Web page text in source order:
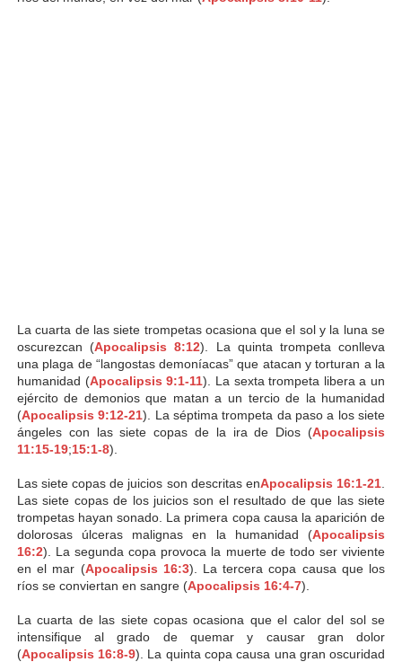
La cuarta de las siete trompetas ocasiona que el sol y la luna se
oscurezcan (Apocalipsis 8:12). La quinta trompeta conlleva
una plaga de “langostas demoníacas” que atacan y torturan a la
humanidad (Apocalipsis 9:1-11). La sexta trompeta libera a un
ejército de demonios que matan a un tercio de la humanidad
(Apocalipsis 9:12-21). La séptima trompeta da paso a los siete
ángeles con las siete copas de la ira de Dios (Apocalipsis
11:15-19;15:1-8).
Las siete copas de juicios son descritas enApocalipsis 16:1-21
Las siete copas de los juicios son el resultado de que las siete
trompetas hayan sonado. La primera copa causa la aparición de
dolorosas úlceras malignas en la humanidad (Apocalipsis
16:2). La segunda copa provoca la muerte de todo ser viviente
en el mar (Apocalipsis 16:3). La tercera copa causa que los
ríos se conviertan en sangre (Apocalipsis 16:4-7).
La cuarta de las siete copas ocasiona que el calor del sol se
intensifique al grado de quemar y causar gran dolor
(Apocalipsis 16:8-9). La quinta copa causa una gran oscuridad